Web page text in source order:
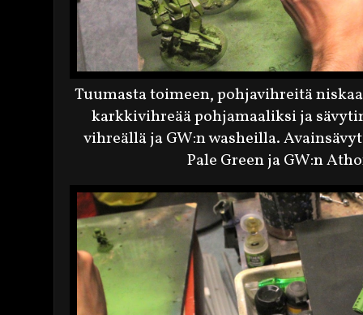
Tuumasta toimeen, pohjavihreitä
karkkivihreää pohjamaaliksi ja
vihreällä ja GW:n washeilla.
Pale Green ja GW:n